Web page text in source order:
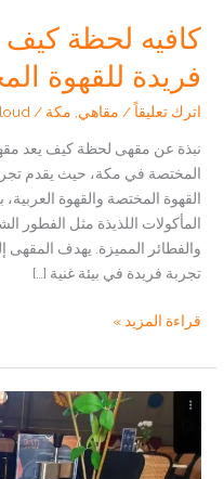
كافيه لحظة
فريدة للقهوة
اترك تعليقاً / مقاهي مكة /
نبذة عن مقهى لحظة كيف يعد
المختصة في مكة، حيث يقدم
القهوة المختصة والقهوة
المأكولات اللذيذة مثل الفطور
والفطائر المميزة. يهدف المقهى
تجربة فريدة في بيئة غنية […]
كافيه
كيف
–
تجربة
قراءة المزيد »